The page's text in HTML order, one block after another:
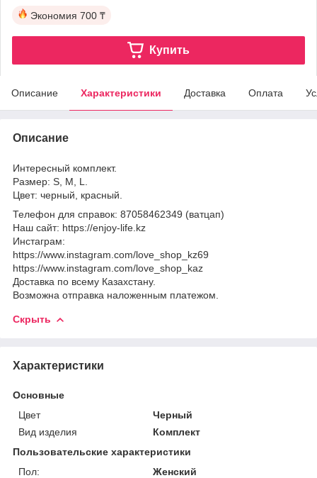
Экономия 700 ₸
Купить
Описание Характеристики Доставка Оплата
Описание
Интересный комплект.
Размер: S M L
Цвет: черный, красный
Телефон для справок: 87058462349 (ватцап)
Наш сайт: https://enjoy-life.kz
Инстаграм:
https://www.instagram.com/love_shop_kz69
https://www.instagram.com/love_shop_kaz
Доставка по всему Казахстану.
Возможна отправка наложенным платежом.
Скрыть
Характеристики
Основные
Цвет
Черный
Вид изделия
Комплект
Пользовательские характеристики
Пол:
Женский